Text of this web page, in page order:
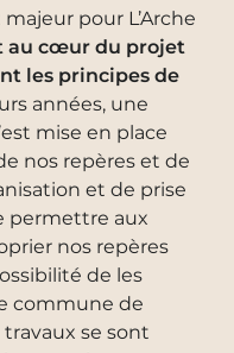
pour L’Arche
au cœur du projet
les principes de
années, une
mise en place
nos repères et de
et de prise
permettre aux
nos repères
de les
commune de
se sont